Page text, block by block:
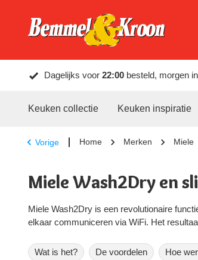
Dagelijks voor 22:00 besteld, morgen
Keuken collectie Keuken inspiratie
Vorige Home Merken Miele
Miele Wash2Dry en
Miele Wash2Dry is een revolutionaire
elkaar communiceren via WiFi. Het
Wat is het? De voordelen Hoe